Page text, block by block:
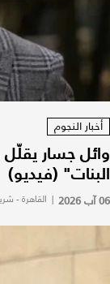
أخبار النجوم
وائل جسار
البنات" (فيديو)
06 آب 2026 | القاهرة -